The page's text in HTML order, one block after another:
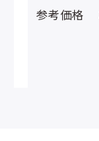
参考価格